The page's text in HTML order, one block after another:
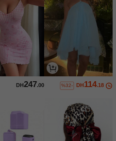
DH 114.18
%32-
DH247.00